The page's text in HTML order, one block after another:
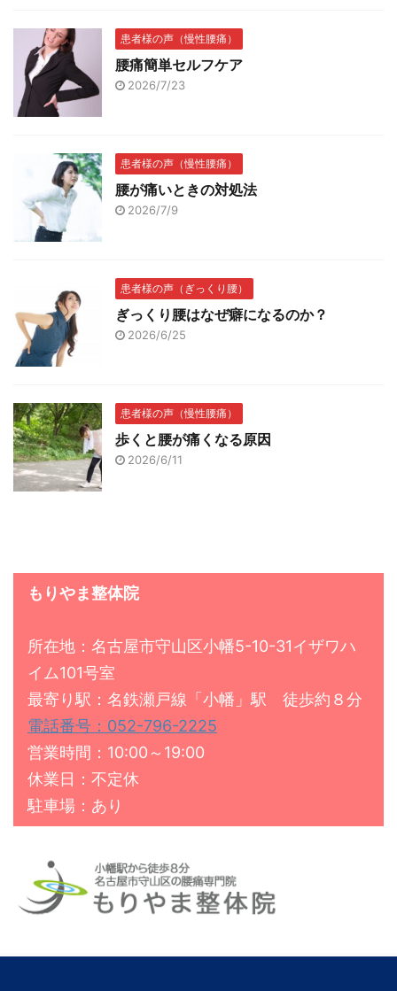
患者様の声（慢性腰痛）
腰痛簡単セルフケア
2026/7/23
患者様の声（慢性腰痛）
腰が痛いときの対処法
2026/7/9
患者様の声（ぎっくり腰）
ぎっくり腰はなぜ癖になるのか？
2026/6/25
患者様の声（慢性腰痛）
歩くと腰が痛くなる原因
2026/6/11
もりやま整体院
所在地：名古屋市守山区小幡5-10-31イザワハ
イム101号室
最寄り駅：名鉄瀬戸線「小幡」駅 徒歩約８分
電話番号：052-796-2225
営業時間：10:00～19:00
休業日：不定休
駐車場：あり